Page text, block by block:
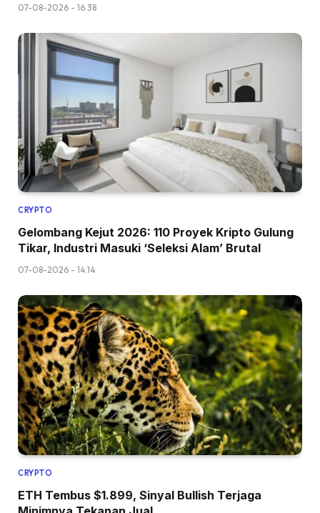
07-08-2026 - 16.38
CRYPTO
Gelombang Kejut 2026: 110 Proyek Kripto Gulung
Tikar, Industri Masuki ‘Seleksi Alam’ Brutal
07-08-2026 - 14.14
CRYPTO
ETH Tembus $1.899, Sinyal Bullish Terjaga